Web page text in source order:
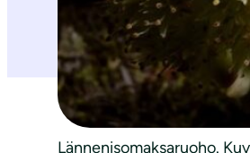
Lännenisomaksaruoho.